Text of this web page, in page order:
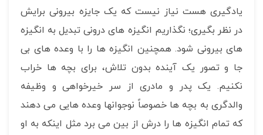
یادگیری هست نیاز نیست که یک جایزه بیرونی برایش
در نظر بگیری؛ نگذاریم انگیزه های درونی تبدیل به انگیزه
های بیرونی شود. همچنین انگیزه ها را با وعده های بی
جا و تصور یک آینده بدون تلاش، برای بچه ها خراب
نکنیم. یک پدر و مادری از سر خیرخواهی و وظیفه
والدگری به بچه ها خصوصاً نوجوانها وعده هایی می دهند
که تمام انگیزه ها را درش از بین می برد مثل اینکه به او